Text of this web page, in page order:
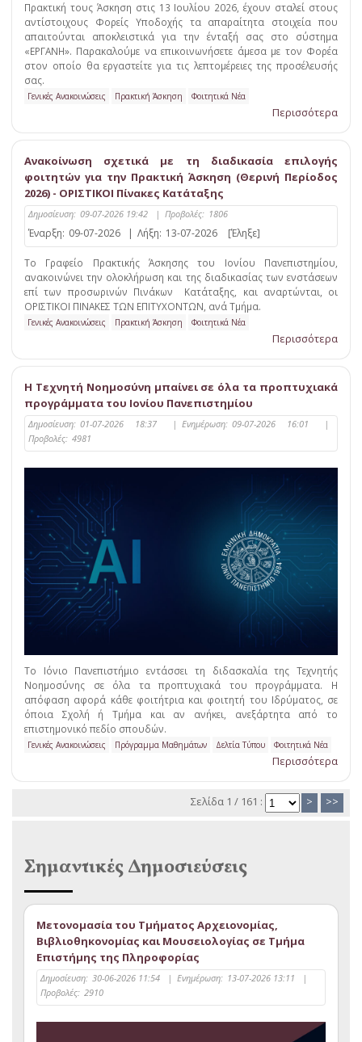
Πρακτική τους Άσκηση στις 13 Ιουλίου 2026, έχουν σταλεί στους
αντίστοιχους Φορείς Υποδοχής τα απαραίτητα στοιχεία που
απαιτούνται αποκλειστικά για την ένταξή σας στο σύστημα
«ΕΡΓΑΝΗ». Παρακαλούμε να επικοινωνήσετε άμεσα με τον Φορέα
στον οποίο θα εργαστείτε για τις λεπτομέρειες της προσέλευσής
σας.
Γενικές Ανακοινώσεις Πρακτική Άσκηση Φοιτητικά Νέα
Περισσότερα
Ανακοίνωση σχετικά με τη διαδικασία επιλογής
φοιτητών για την Πρακτική Άσκηση (Θερινή Περίοδος
2026) - ΟΡΙΣΤΙΚΟΙ Πίνακες Κατάταξης
Δημοσίευση: 09-07-2026 19:42 | Προβολές: 1806
Έναρξη: 09-07-2026 | Λήξη: 13-07-2026 [Έληξε]
Το Γραφείο Πρακτικής Άσκησης του Ιονίου Πανεπιστημίου,
ανακοινώνει την ολοκλήρωση και της διαδικασίας των ενστάσεων
επί των προσωρινών Πινάκων Κατάταξης, και αναρτώνται, οι
ΟΡΙΣΤΙΚΟΙ ΠΙΝΑΚΕΣ ΤΩΝ ΕΠΙΤΥΧΟΝΤΩΝ, ανά Τμήμα.
Γενικές Ανακοινώσεις Πρακτική Άσκηση Φοιτητικά Νέα
Περισσότερα
Η Τεχνητή Νοημοσύνη μπαίνει σε όλα τα προπτυχιακά
προγράμματα του Ιονίου Πανεπιστημίου
Δημοσίευση: 01-07-2026 18:37 | Ενημέρωση: 09-07-2026 16:01
|
Προβολές: 4981
Το Ιόνιο Πανεπιστήμιο εντάσσει τη διδασκαλία της Τεχνητής
Νοημοσύνης σε όλα τα προπτυχιακά του προγράμματα. Η
απόφαση αφορά κάθε φοιτήτρια και φοιτητή του Ιδρύματος, σε
όποια Σχολή ή Τμήμα και αν ανήκει, ανεξάρτητα από το
επιστημονικό πεδίο σπουδών.
Γενικές Ανακοινώσεις Πρόγραμμα Μαθημάτων Δελτία Τύπου Φοιτητικά Νέα
Περισσότερα
Σελίδα 1 / 161 : > >>
Σημαντικές Δημοσιεύσεις
Μετονομασία του Τμήματος Αρχειονομίας,
Βιβλιοθηκονομίας και Μουσειολογίας σε Τμήμα
Επιστήμης της Πληροφορίας
Δημοσίευση: 30-06-2026 11:54 | Ενημέρωση: 13-07-2026 13:11
|
Προβολές: 2910